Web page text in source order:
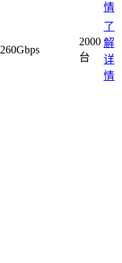
情
260Gbps
2000
台
了
解
详
情